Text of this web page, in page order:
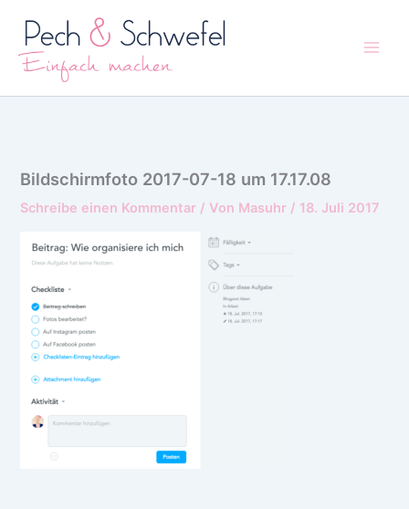
Inhalt
springen
Bildschirmfoto 2017-07-18 um 17.17.08
Schreibe einen Kommentar / Von Masuhr / 18. Juli 2017